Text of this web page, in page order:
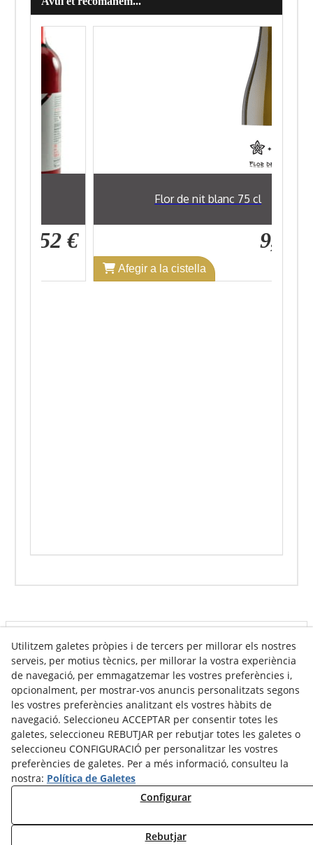
7,52 €
Flor de nit blanc 75 cl
9,89 €
Afegir a la cistella
Info venda online
Contacte
Av. Tarragona, s/n
25300 Tàrrega(Lleida)Espanya
973 310 732
carviresa@carviresa.com
Utilitzem galetes pròpies i de tercers per millorar els nostres
serveis, per motius tècnics, per millorar la vostra experiència
de navegació, per emmagatzemar les vostres preferències i,
opcionalment, per mostrar-vos anuncis personalitzats segons
les vostres preferències analitzant els vostres hàbits de
navegació. Seleccioneu ACCEPTAR per consentir totes les
galetes, seleccioneu REBUTJAR per rebutjar totes les galetes o
seleccioneu CONFIGURACIÓ per personalitzar les vostres
preferències de galetes. Per a més informació, consulteu la
nostra: Política de Galetes
Configurar
Rebutjar